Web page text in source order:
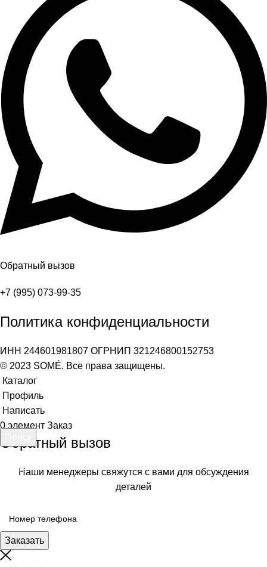
Обратный вызов
+7 (995) 073-99-35
Политика конфиденциальности
ИНН 244601981807 ОГРНИП 321246800152753
© 2023 SOMÉ. Все права защищены.
Начните вводить текст, чтобы увидеть товары, которые вы
ищете.
Каталог
Профиль
Написать
0 элемент Заказ
Обратный вызов
Наши менеджеры свяжутся с вами для обсуждения
деталей
Заказать